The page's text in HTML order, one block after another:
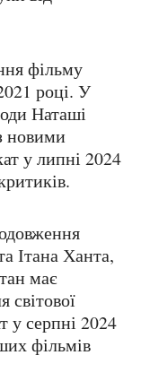
році. У
Наташі
новими
у липні 2024
Ітана Ханта,
має
світової
у серпні 2024
фільмів